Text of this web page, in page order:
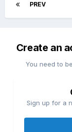
PREV
Create an
You need to
Sign up for a